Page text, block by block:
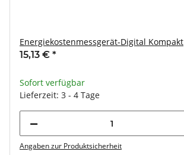
Energiekostenmessgerät-Digital Kompakt
15,13 € *
Sofort verfügbar
Lieferzeit: 3 - 4 Tage
Angaben zur Produktsicherheit